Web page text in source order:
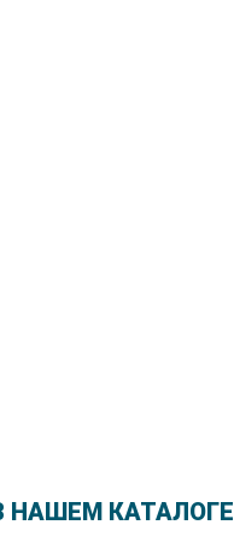
НАШЕМ КАТАЛОГЕ